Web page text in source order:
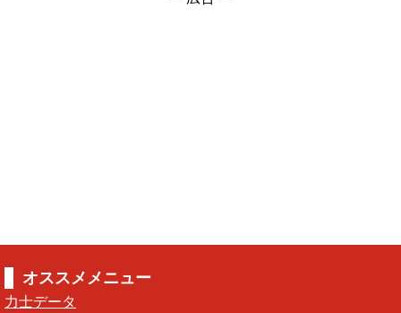
オススメメニュー
力士データ